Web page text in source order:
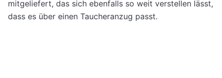
mitgeliefert, das sich ebenfalls so weit verstellen lässt,
dass es über einen Taucheranzug passt.